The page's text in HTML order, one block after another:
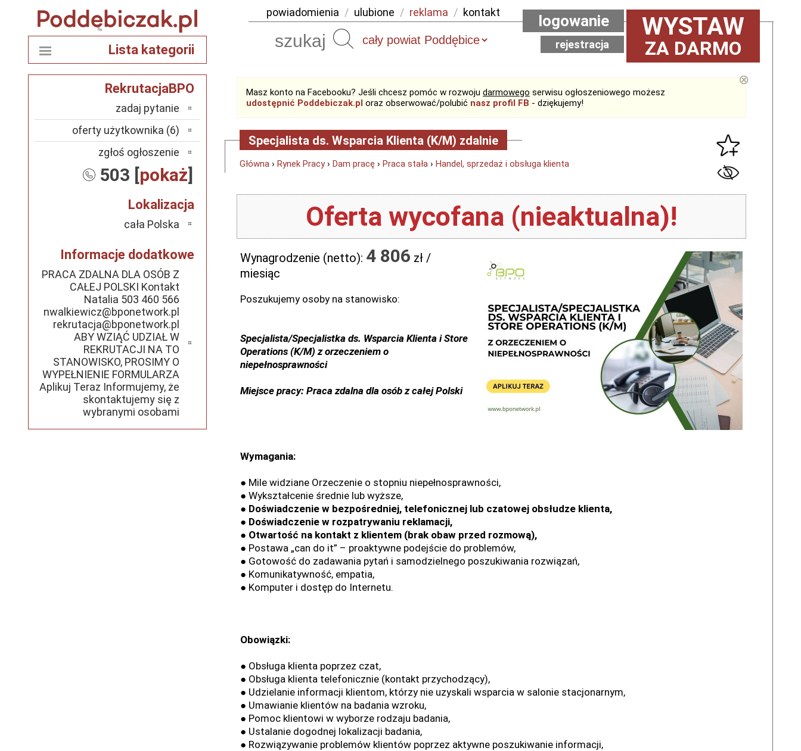
powiadomienia / ulubione / reklama / kontakt
Szukaj WYSTAW
ZA DARMO
logowanie
rejestracja
Masz konto na Facebooku? Jeśli chcesz pomóc w rozwoju darmowego serwisu ogłoszeniowego możesz
udostępnić Poddebiczak.pl oraz obserwować/polubić nasz profil FB - dziękujemy!
⊗
Specjalista ds. Wsparcia Klienta (K/M) zdalnie
Główna › Rynek Pracy› Dam pracę › Praca stała › Handel, sprzedaż i obsługa klienta
Oferta wycofana (nieaktualna)!
Wynagrodzenie (netto): 4 806 zł /
miesiąc
Poszukujemy osoby na stanowisko:
Specjalista/Specjalistka ds. Wsparcia Klienta i Store
Operations (K/M) z orzeczeniem o
niepełnosprawności
Miejsce pracy: Praca zdalna dla osób z całej Polski
Wymagania:
● Mile widziane Orzeczenie o stopniu niepełnosprawności,
● Wykształcenie średnie lub wyższe,
● Doświadczenie w bezpośredniej, telefonicznej lub czatowej obsłudze klienta,
● Doświadczenie w rozpatrywaniu reklamacji,
● Otwartość na kontakt z klientem (brak obaw przed rozmową),
● Postawa „can do it” – proaktywne podejście do problemów,
● Gotowość do zadawania pytań i samodzielnego poszukiwania rozwiązań,
● Komunikatywność, empatia,
● Komputer i dostęp do Internetu.
Obowiązki:
● Obsługa klienta poprzez czat,
● Obsługa klienta telefonicznie (kontakt przychodzący),
● Udzielanie informacji klientom, którzy nie uzyskali wsparcia w salonie stacjonarnym,
● Umawianie klientów na badania wzroku,
● Pomoc klientowi w wyborze rodzaju badania,
● Ustalanie dogodnej lokalizacji badania,
● Rozwiązywanie problemów klientów poprzez aktywne poszukiwanie informacji,
Lista kategorii
RekrutacjaBPO
zadaj pytanie
oferty użytkownika (6)
zgłoś ogłoszenie
503 [pokaż]
Lokalizacja
cała Polska
Informacje dodatkowe
PRACA ZDALNA DLA OSÓB Z
CAŁEJ POLSKI Kontakt
Natalia 503 460 566
nwalkiewicz@bponetwork.pl
rekrutacja@bponetwork.pl
ABY WZIĄĆ UDZIAŁ W
REKRUTACJI NA TO
STANOWISKO, PROSIMY O
WYPEŁNIENIE FORMULARZA
Aplikuj Teraz Informujemy, że
skontaktujemy się z
wybranymi osobami